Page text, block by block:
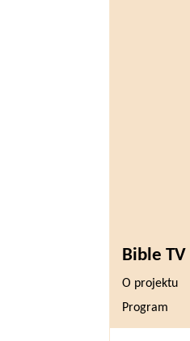
Bible TV
O projektu
Program